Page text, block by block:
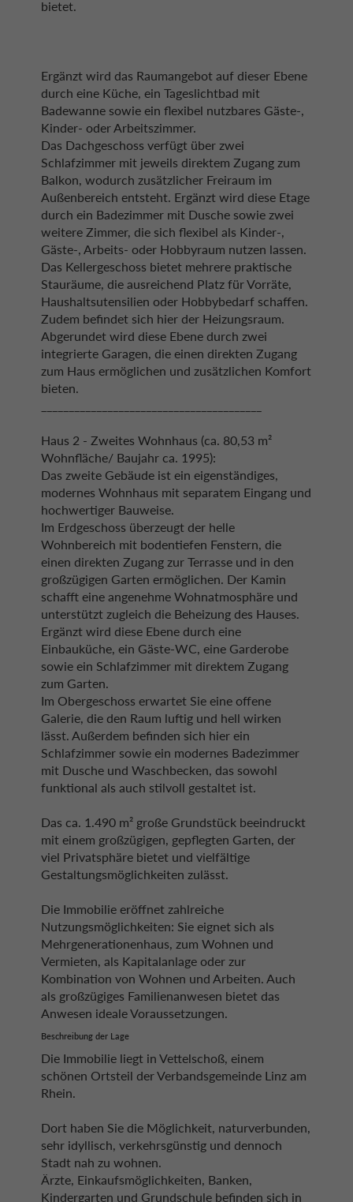
bietet.
Ergänzt wird das Raumangebot auf dieser Ebene
durch eine Küche, ein Tageslichtbad mit
Badewanne sowie ein flexibel nutzbares Gäste-,
Kinder- oder Arbeitszimmer.
Das Dachgeschoss verfügt über zwei
Schlafzimmer mit jeweils direktem Zugang zum
Balkon, wodurch zusätzlicher Freiraum im
Außenbereich entsteht. Ergänzt wird diese Etage
durch ein Badezimmer mit Dusche sowie zwei
weitere Zimmer, die sich flexibel als Kinder-,
Gäste-, Arbeits- oder Hobbyraum nutzen lassen.
Das Kellergeschoss bietet mehrere praktische
Stauräume, die ausreichend Platz für Vorräte,
Haushaltsutensilien oder Hobbybedarf schaffen.
Zudem befindet sich hier der Heizungsraum.
Abgerundet wird diese Ebene durch zwei
integrierte Garagen, die einen direkten Zugang
zum Haus ermöglichen und zusätzlichen Komfort
bieten.
Haus 2 - Zweites Wohnhaus (ca. 80,53 m²
Wohnfläche/ Baujahr ca. 1995):
Das zweite Gebäude ist ein eigenständiges,
modernes Wohnhaus mit separatem Eingang und
hochwertiger Bauweise.
Im Erdgeschoss überzeugt der helle
Wohnbereich mit bodentiefen Fenstern, die
einen direkten Zugang zur Terrasse und in den
großzügigen Garten ermöglichen. Der Kamin
schafft eine angenehme Wohnatmosphäre und
unterstützt zugleich die Beheizung des Hauses.
Ergänzt wird diese Ebene durch eine
Einbauküche, ein Gäste-WC, eine Garderobe
sowie ein Schlafzimmer mit direktem Zugang
zum Garten.
Im Obergeschoss erwartet Sie eine offene
Galerie, die den Raum luftig und hell wirken
lässt. Außerdem befinden sich hier ein
Schlafzimmer sowie ein modernes Badezimmer
mit Dusche und Waschbecken, das sowohl
funktional als auch stilvoll gestaltet ist.
Das ca. 1.490 m² große Grundstück beeindruckt
mit einem großzügigen, gepflegten Garten, der
viel Privatsphäre bietet und vielfältige
Gestaltungsmöglichkeiten zulässt.
Die Immobilie eröffnet zahlreiche
Nutzungsmöglichkeiten: Sie eignet sich als
Mehrgenerationenhaus, zum Wohnen und
Vermieten, als Kapitalanlage oder zur
Kombination von Wohnen und Arbeiten. Auch
als großzügiges Familienanwesen bietet das
Anwesen ideale Voraussetzungen.
Beschreibung der Lage
Die Immobilie liegt in Vettelschoß, einem
schönen Ortsteil der Verbandsgemeinde Linz am
Rhein.
Dort haben Sie die Möglichkeit, naturverbunden,
sehr idyllisch, verkehrsgünstig und dennoch
Stadt nah zu wohnen.
Ärzte, Einkaufsmöglichkeiten, Banken,
Kindergarten und Grundschule befinden sich in